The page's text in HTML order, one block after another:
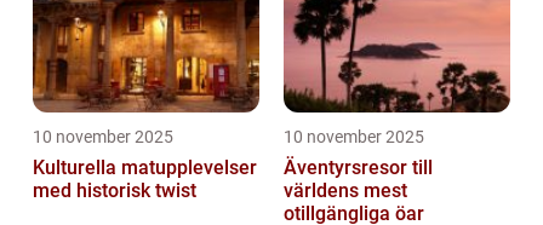
10 november 2025
Kulturella matupplevelser
med historisk twist
10 november 2025
Äventyrsresor till
världens mest
otillgängliga öar